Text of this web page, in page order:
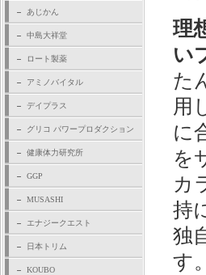
あじかん
中島大祥堂
ロート製薬
アミノバイタル
デイプラス
グリコ パワープロダクション
健康体力研究所
GGP
MUSASHI
エナジークエスト
日本トリム
KOUBO
理
い
た
用
に
を
カ
持
独
す